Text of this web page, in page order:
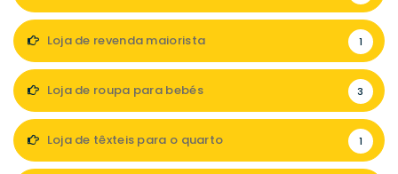
Loja de revenda maiorista 1
Loja de roupa para bebés 3
Loja de têxteis para o quarto 1